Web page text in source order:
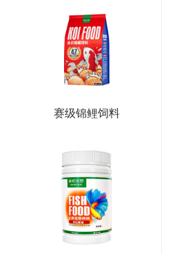
赛级锦鲤饲料